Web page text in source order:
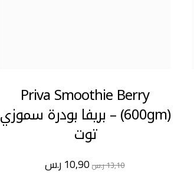
Priva Smoothie Berry
(600gm) – بريفا بودرة سموزي
توت
13,10ر.س 10,90ر.س